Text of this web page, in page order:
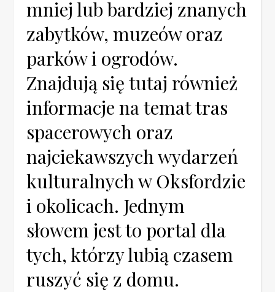
mniej lub bardziej znanych
zabytków, muzeów oraz
parków i ogrodów.
Znajdują się tutaj również
informacje na temat tras
spacerowych oraz
najciekawszych wydarzeń
kulturalnych w Oksfordzie
i okolicach. Jednym
słowem jest to portal dla
tych, którzy lubią czasem
ruszyć się z domu.